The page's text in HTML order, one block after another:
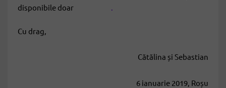
disponibile doar
Cu drag,
Cătălina și Sebastian
6 ianuarie 2019, Roșu